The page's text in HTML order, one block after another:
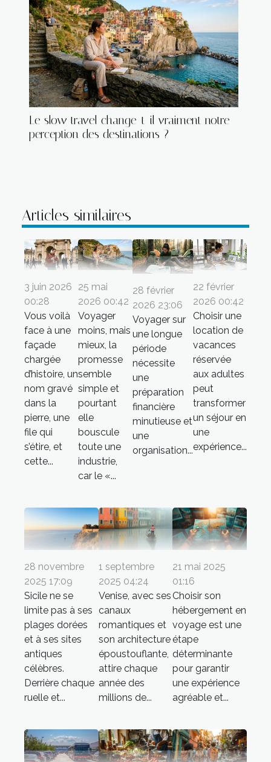
Le slow travel change-t-il vraiment notre
perception des destinations ?
Articles similaires
3 juin 2026
00:28
Vous voilà
face à une
façade
chargée
d’histoire, un
nom gravé
dans la
pierre, une
file qui
s’étire, et
cette...
25 mai
2026 00:42
Voyager
moins, mais
mieux, la
promesse
semble
simple et
pourtant
elle
bouscule
toute une
industrie,
car le «...
28 février
2026 23:06
Voyager sur
une longue
période
nécessite
une
préparation
financière
minutieuse et
une
organisation...
22 février
2026 00:42
Choisir une
location de
vacances
réservée
aux adultes
peut
transformer
un séjour en
une
expérience...
28 novembre
2025 17:09
Sicile ne se
limite pas à ses
plages dorées
et à ses sites
antiques
célèbres.
Derrière chaque
ruelle et...
1 septembre
2025 04:24
Venise, avec ses
canaux
romantiques et
son architecture
époustouflante,
attire chaque
année des
millions de...
21 mai 2025
01:16
Choisir son
hébergement en
voyage est une
étape
déterminante
pour garantir
une expérience
agréable et...